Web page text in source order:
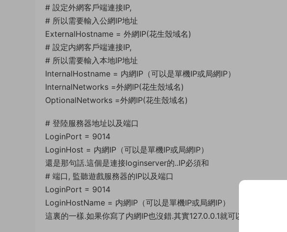
# 設定外網客戶端連接IP,
# 所以需要輸入公網IP地址
ExternalHostname = 外網IP(花生殼域名)
# 設定内網客戶端連接IP,
# 所以需要輸入本地IP地址
InternalHostname = 内網IP（可以是單機IP或局網IP）
InternalNetworks =外網IP(花生殼域名)
OptionalNetworks =外網IP(花生殼域名)
# 登陸服務器地址以及端口
LoginPort = 9014
LoginHost = 内網IP（可以是單機IP或局網IP）
還是那句話.這個是連接loginserver的..IP必須和
# 端口, 監聽遊戲服務器的IP以及端口
LoginPort = 9014
LoginHostName = 内網IP（可以是單機IP或局網IP）
這裏的一樣.如果你寫了内網IP也沒錯.其實127.0.0.1就可以了..